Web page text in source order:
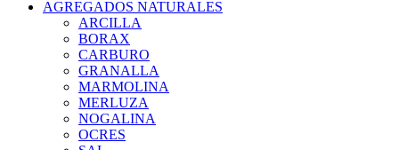
AGREGADOS NATURALES
ARCILLA
BORAX
CARBURO
GRANALLA
MARMOLINA
MERLUZA
NOGALINA
OCRES